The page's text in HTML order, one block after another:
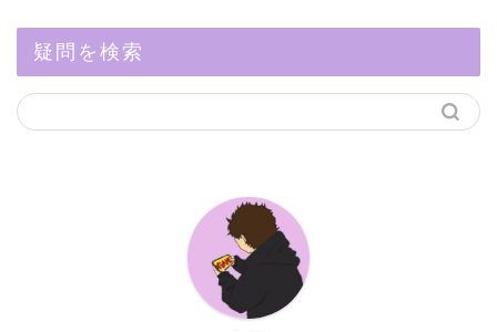
疑問を検索